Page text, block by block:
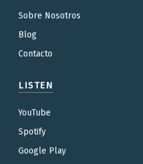
Sobre Nosotros
Blog
Contacto
LISTEN
YouTube
Spotify
Google Play